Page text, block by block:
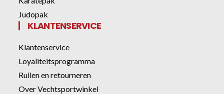
Judopak
KLANTENSERVICE
Klantenservice
Loyaliteitsprogramma
Ruilen en retourneren
Over Vechtsportwinkel